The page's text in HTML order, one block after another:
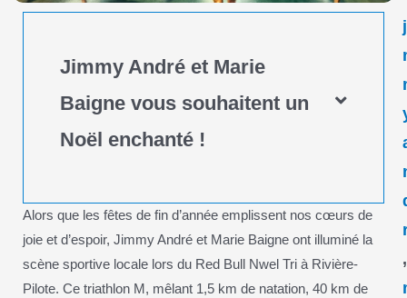
Jimmy André et Marie
Baigne vous souhaitent un
Noël enchanté !
Alors que les fêtes de fin d’année emplissent nos cœurs de
joie et d’espoir, Jimmy André et Marie Baigne ont illuminé la
scène sportive locale lors du Red Bull Nwel Tri à Rivière-
Pilote. Ce triathlon M, mêlant 1,5 km de natation, 40 km de
,